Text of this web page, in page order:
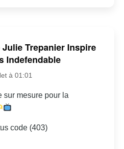
Trepanier Inspire
Indefendable
à 01:01
sur mesure pour la
code (403)